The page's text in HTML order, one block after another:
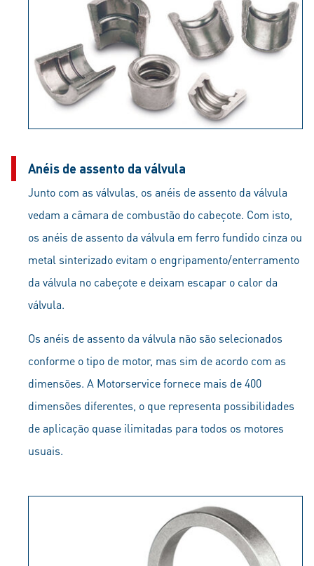
Anéis de assento da válvula
Junto com as válvulas, os anéis de assento da válvula
vedam a câmara de combustão do cabeçote. Com isto,
os anéis de assento da válvula em ferro fundido cinza ou
metal sinterizado evitam o engripamento/enterramento
da válvula no cabeçote e deixam escapar o calor da
válvula.
Os anéis de assento da válvula não são selecionados
conforme o tipo de motor, mas sim de acordo com as
dimensões. A Motorservice fornece mais de 400
dimensões diferentes, o que representa possibilidades
de aplicação quase ilimitadas para todos os motores
usuais.